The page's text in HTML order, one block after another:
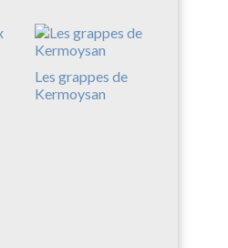
Les grappes de
Kermoysan